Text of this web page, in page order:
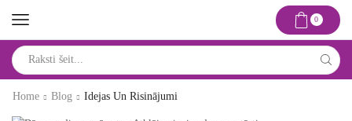
0
input
Home
Blog Idejas Un Risinājumi